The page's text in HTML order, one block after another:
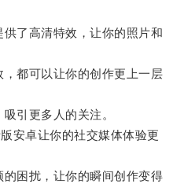
了高清特效，让你的照片和
都可以让你的创作更上一层
引更多人的关注。
卓让你的社交媒体体验更
困扰，让你的瞬间创作变得